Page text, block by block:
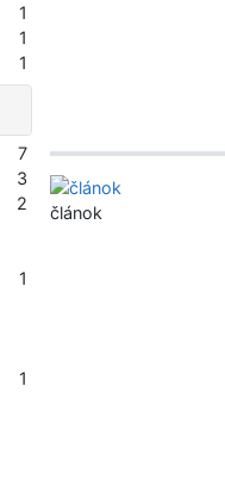
článok
1
1
1
7
3
2
1
1